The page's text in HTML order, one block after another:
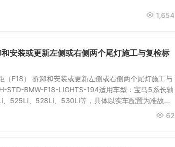
1,654
安装或更新左侧或右侧两个尾灯施工与复检标
F18） 拆卸和安装或更新左侧或右侧两个尾灯施工与
STD-BMW-F18-LIGHTS-194适用车型：宝马5系长轴
、525Li、528Li、530Li等，具体以实车配置为准故...
62